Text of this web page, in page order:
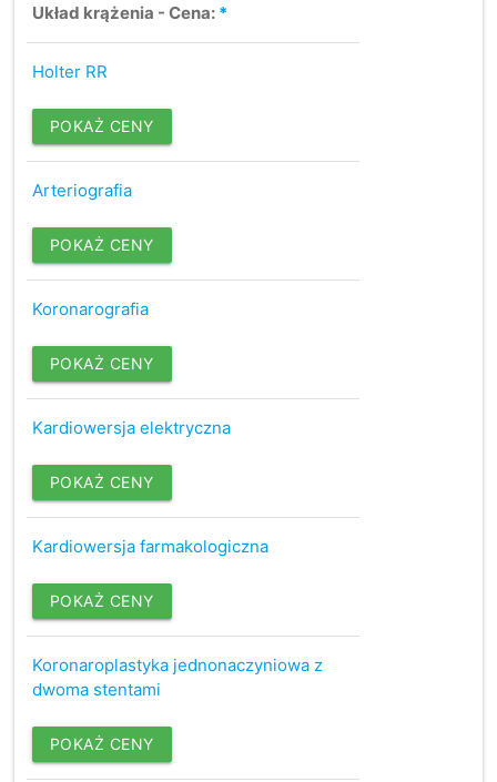
Układ krążenia - Cena: *
Holter RR
POKAŻ CENY
Arteriografia
POKAŻ CENY
Koronarografia
POKAŻ CENY
Kardiowersja elektryczna
POKAŻ CENY
Kardiowersja farmakologiczna
POKAŻ CENY
Koronaroplastyka jednonaczyniowa z
dwoma stentami
POKAŻ CENY